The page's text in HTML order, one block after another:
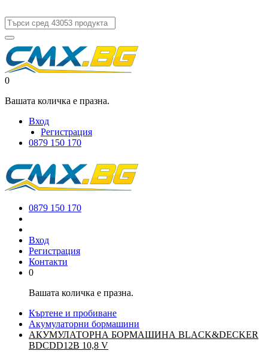
0
Вашата количка е празна.
Вход
Регистрация
0879 150 170
0879 150 170
Вход
Регистрация
Контакти
0
Вашата количка е празна.
Къртене и пробиване
Акумулаторни бормашини
АКУМУЛАТОРНА БОРМАШИНА BLACK&DECKER
BDCDD12B 10,8 V